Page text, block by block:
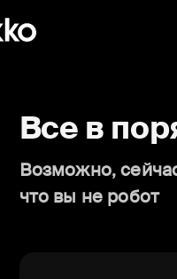
Все в
Возможно,
что вы не робот